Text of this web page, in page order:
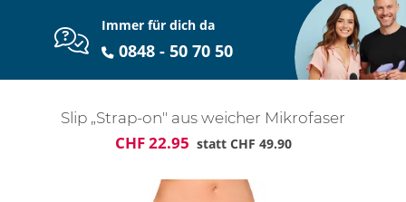
Immer für dich da
0848 - 50 70 50
Slip „Strap-on" aus weicher Mikrofaser
CHF 22.95 statt CHF 49.90